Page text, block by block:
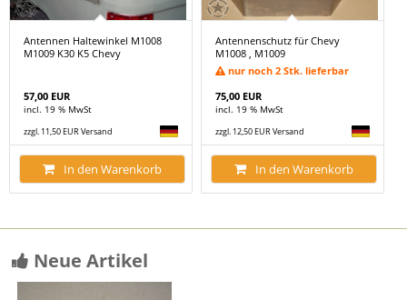
Antennen Haltewinkel M1008
M1009 K30 K5 Chevy
57,00 EUR
incl. 19 % MwSt
zzgl. 11,50 EUR Versand
In den Warenkorb
Antennenschutz für Chevy
M1008 , M1009
nur noch 2 Stk. lieferbar
75,00 EUR
incl. 19 % MwSt
zzgl. 12,50 EUR Versand
In den Warenkorb
Neue Artikel